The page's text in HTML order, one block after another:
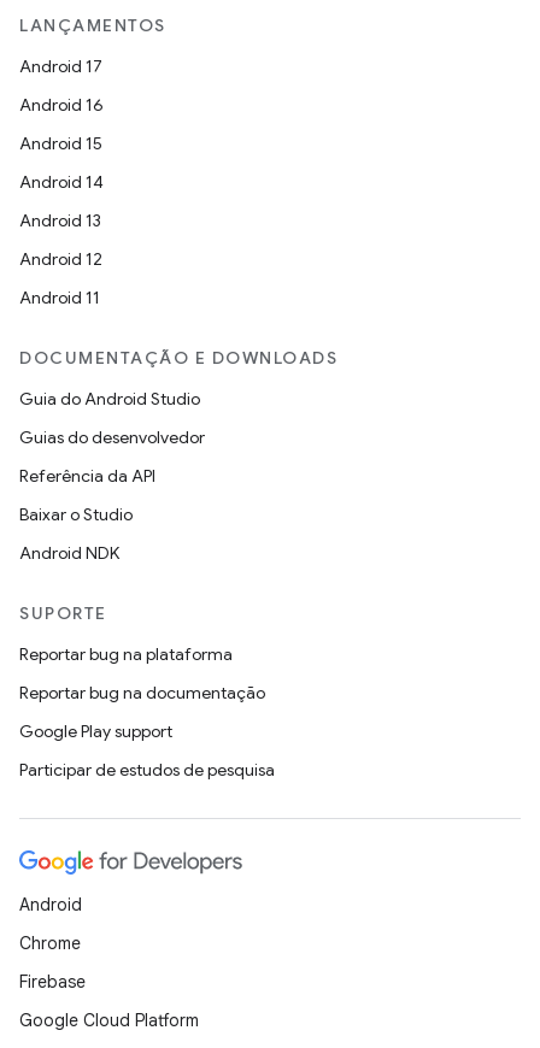
LANÇAMENTOS
Android 17
Android 16
Android 15
Android 14
Android 13
Android 12
Android 11
DOCUMENTAÇÃO E DOWNLOADS
Guia do Android Studio
Guias do desenvolvedor
Referência da API
Baixar o Studio
Android NDK
SUPORTE
Reportar bug na plataforma
Reportar bug na documentação
Google Play support
Participar de estudos de pesquisa
Android
Chrome
Firebase
Google Cloud Platform